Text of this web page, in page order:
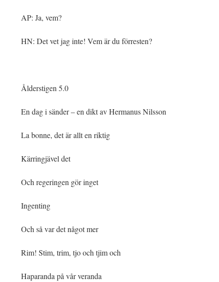
AP: Ja, vem?
HN: Det vet jag inte! Vem är du förresten?
Ålderstigen 5.0
En dag i sänder – en dikt av Hermanus Nilsson
La bonne, det är allt en riktig
Kärringjävel det
Och regeringen gör inget
Ingenting
Och så var det något mer
Rim! Stim, trim, tjo och tjim och
Haparanda på vår veranda